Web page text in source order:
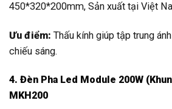
450*320*200mm, Sản xuất tại Việt
Ưu điểm: Thấu kính giúp tập trung
chiếu sáng.
4. Đèn Pha Led Module 200W
MKH200